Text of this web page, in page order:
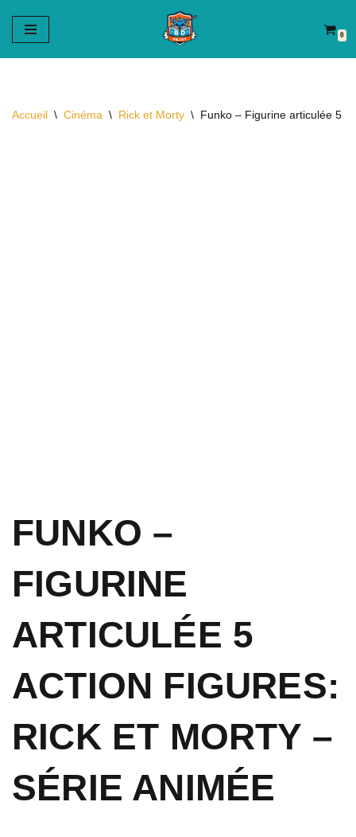
Aller
au
0
Accueil \ Cinéma \ Rick et Morty \ Funko – Figurine articulée 5
FUNKO –
FIGURINE
ARTICULÉE 5
ACTION FIGURES:
RICK ET MORTY –
SÉRIE ANIMÉE